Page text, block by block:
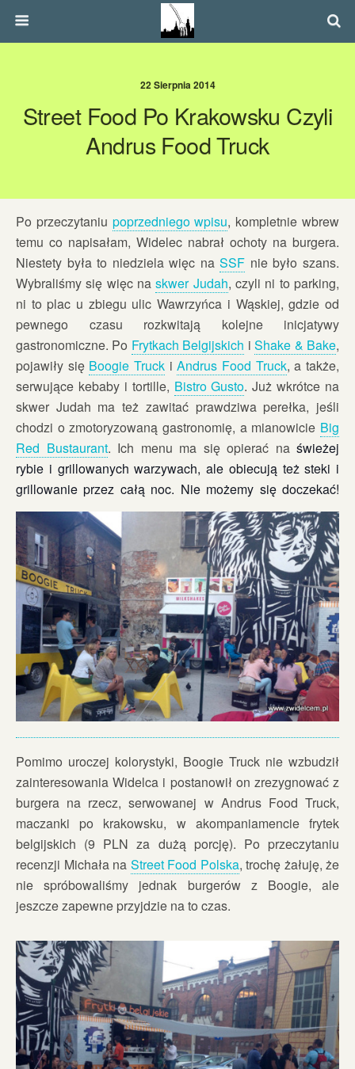
22 Sierpnia 2014
Street Food Po Krakowsku Czyli
Andrus Food Truck
Po przeczytaniu poprzedniego wpisu, kompletnie wbrew
temu co napisałam, Widelec nabrał ochoty na burgera.
Niestety była to niedziela więc naSSF nie było szans.
Wybraliśmy się więc naskwer Judah, czyli ni to parking,
ni to plac u zbiegu ulic Wawrzyńca i Wąskiej, gdzie od
pewnego czasu rozkwitają kolejne inicjatywy
gastronomiczne. Po Frytkach Belgijskich iShake & Bake,
pojawiły się Boogie Truck iAndrus Food Truck, a także,
serwujące kebaby i tortille, Bistro Gusto. Już wkrótce na
skwer Judah ma też zawitać prawdziwa perełka, jeśli
chodzi o zmotoryzowaną gastronomię, a mianowicie Big
Red Bustaurant. Ich menu ma się opierać na świeżej
rybie i grillowanych warzywach, ale obiecują też steki i
grillowanie przez całą noc. Nie możemy się doczekać!
Pomimo uroczej kolorystyki, Boogie Truck nie wzbudził
zainteresowania Widelca i postanowił on zrezygnować z
burgera na rzecz, serwowanej w Andrus Food Truck,
maczanki po krakowsku, w akompaniamencie frytek
belgijskich (9 PLN za dużą porcję). Po przeczytaniu
recenzji Michała na Street Food Polska, trochę żałuję, że
nie spróbowaliśmy jednak burgerów z Boogie, ale
jeszcze zapewne przyjdzie na to czas.